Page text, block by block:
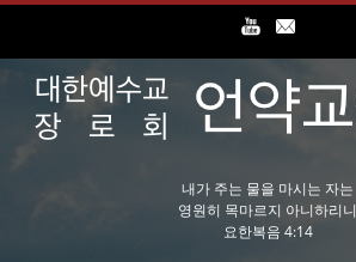
내가 주는 물을 마시는 자는
영원히 목마르지 아니하리니
요한복음 4:14